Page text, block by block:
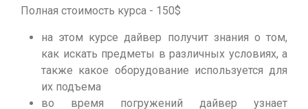
Полная стоимость курса - 150$
на этом курсе дайвер получит знания о том,
как искать предметы в различных условиях, а
также какое оборудование используется для
их подъема
во время погружений дайвер узнает